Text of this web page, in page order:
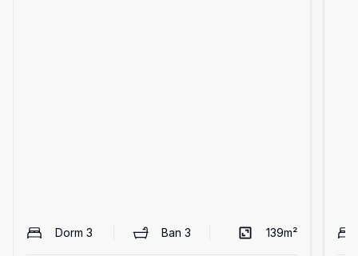
Dorm 3 Ban3 139m²